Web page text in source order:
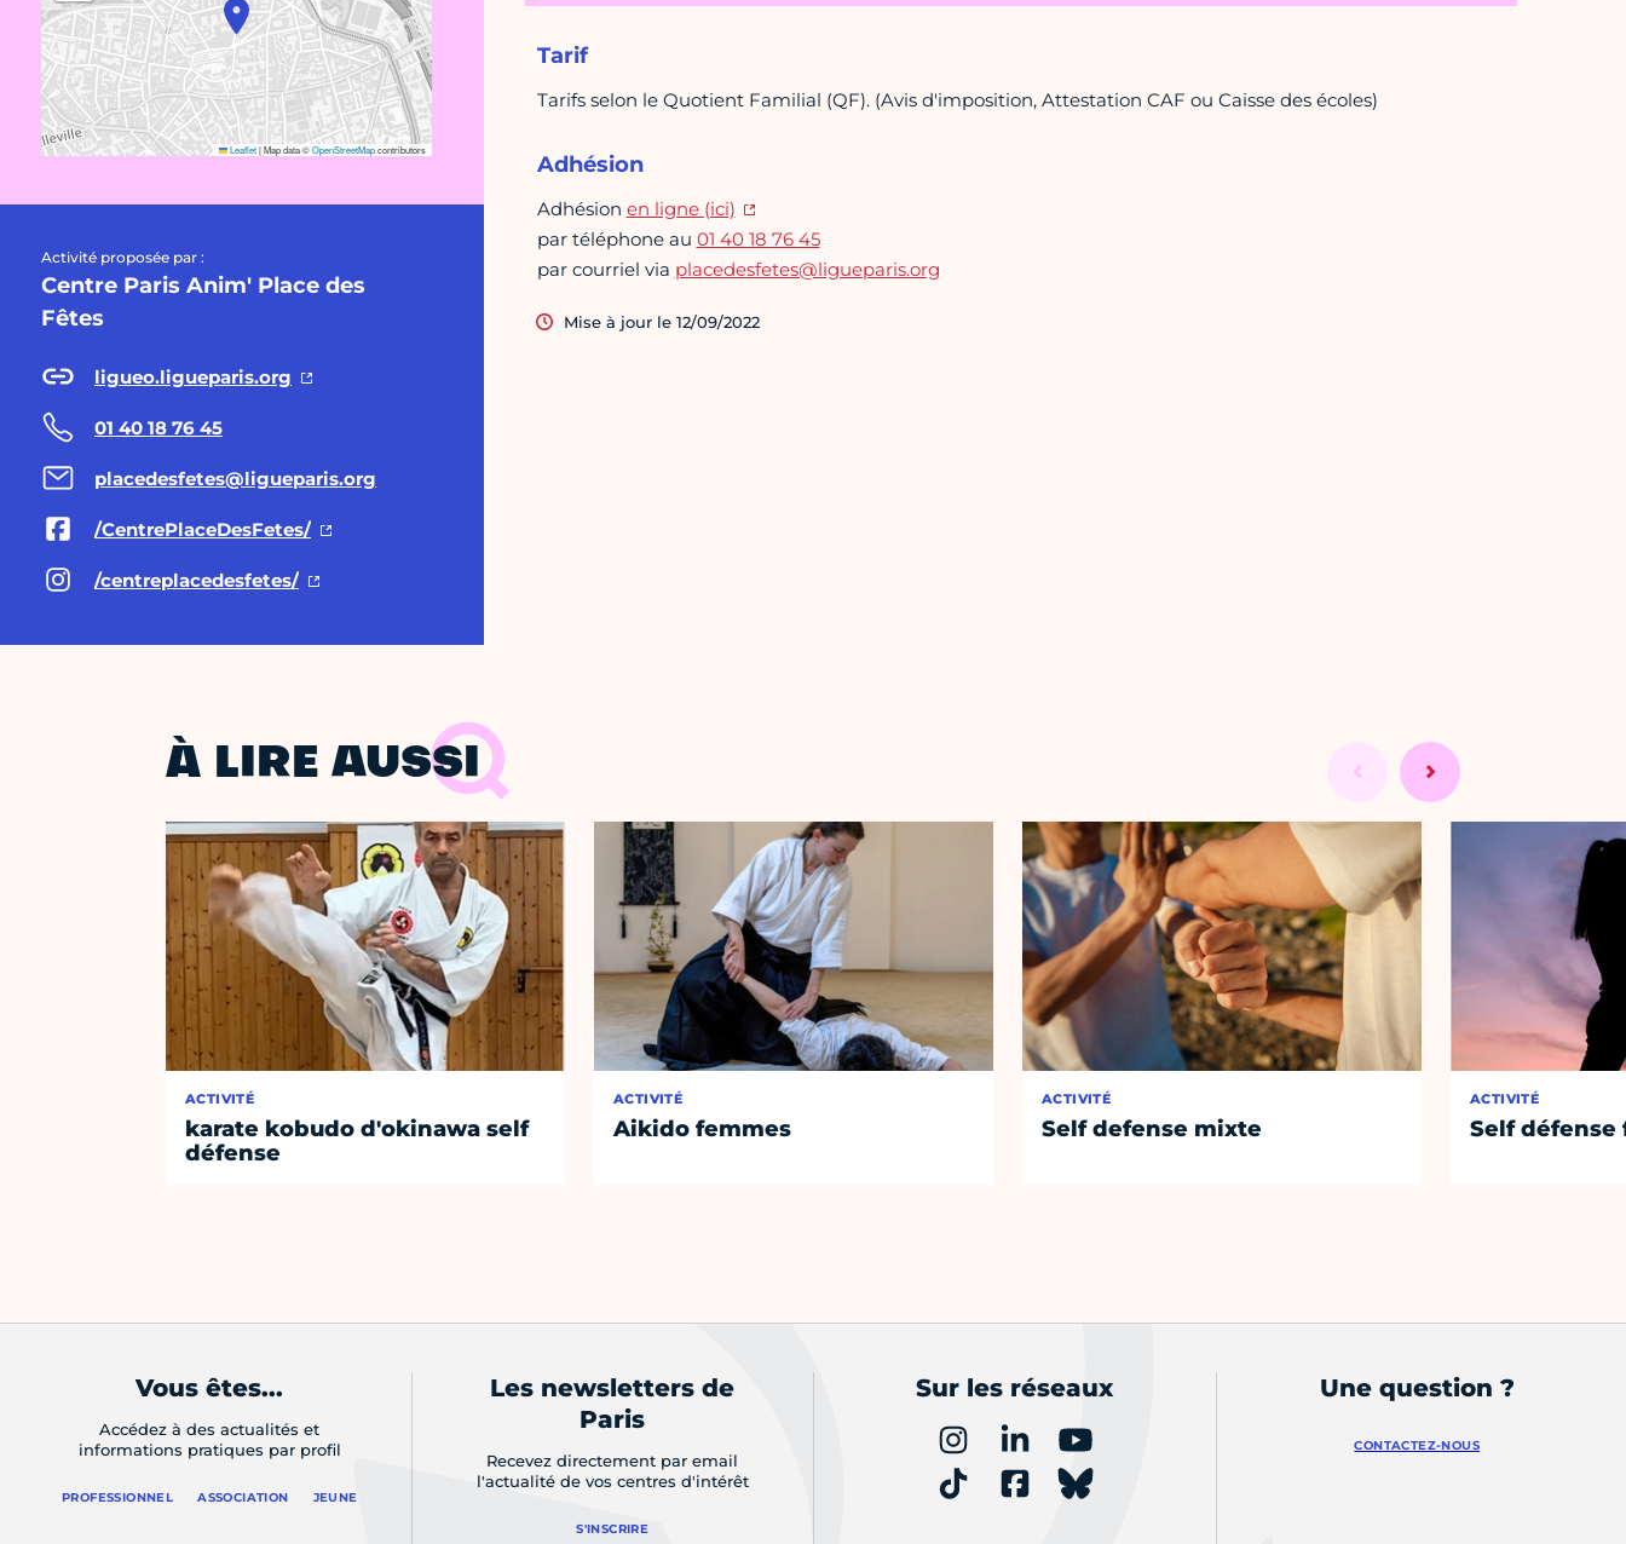
Leaflet|Map data ©OpenStreetMapcontributors
Activité proposée par :
Centre Paris Anim' Place des
Fêtes
ligueo.ligueparis.org
01 40 18 76 45
placedesfetes@ligueparis.org
/CentrePlaceDesFetes/
/centreplacedesfetes/
Tarif
Tarifs selon le Quotient Familial (QF). (Avis d'imposition, Attestation CAF ou Caisse des écoles)
Adhésion
Adhésion en ligne (ici)
par téléphone au 01 40 18 76 45
par courriel via placedesfetes@ligueparis.org
Mise à jour le 12/09/2022
À LIRE AUSSI
ACTIVITÉ
karate kobudo d'okinawa self
défense
ACTIVITÉ
Aikido femmes
ACTIVITÉ
Self defense mixte
ACTIVITÉ
Self défense
Vous êtes...
Accédez à des actualités et
informations pratiques par profil
PROFESSIONNEL ASSOCIATION JEUNE
Les newsletters de
Paris
Recevez directement par email
l'actualité de vos centres d'intérêt
S'INSCRIRE
Sur les réseaux Une question ?
CONTACTEZ-NOUS